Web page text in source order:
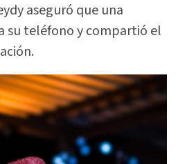
aseguró que una
su teléfono y compartió el